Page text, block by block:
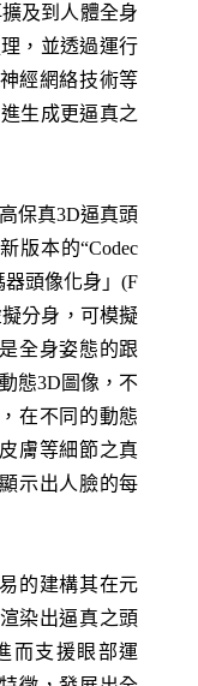
及到人體全身
，並透過運行
經網絡技術等
生成更逼真之
保真3D逼真頭
版本的“Codec
器頭像化身」(F
擬分身，可模擬
全身姿態的跟
態3D圖像，不
在不同的動態
膚等細節之真
示出人臉的每
的建構其在元
染出逼真之頭
而支援眼部運